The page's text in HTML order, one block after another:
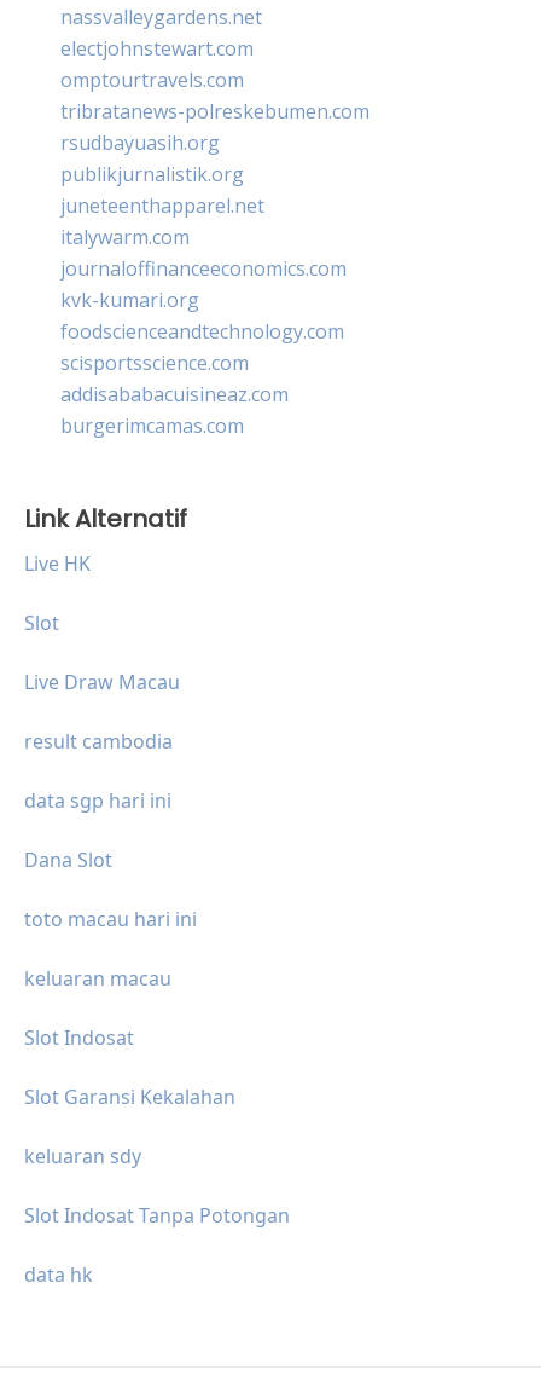
nassvalleygardens.net
electjohnstewart.com
omptourtravels.com
tribratanews-polreskebumen.com
rsudbayuasih.org
publikjurnalistik.org
juneteenthapparel.net
italywarm.com
journaloffinanceeconomics.com
kvk-kumari.org
foodscienceandtechnology.com
scisportsscience.com
addisababacuisineaz.com
burgerimcamas.com
Link Alternatif
Live HK
Slot
Live Draw Macau
result cambodia
data sgp hari ini
Dana Slot
toto macau hari ini
keluaran macau
Slot Indosat
Slot Garansi Kekalahan
keluaran sdy
Slot Indosat Tanpa Potongan
data hk